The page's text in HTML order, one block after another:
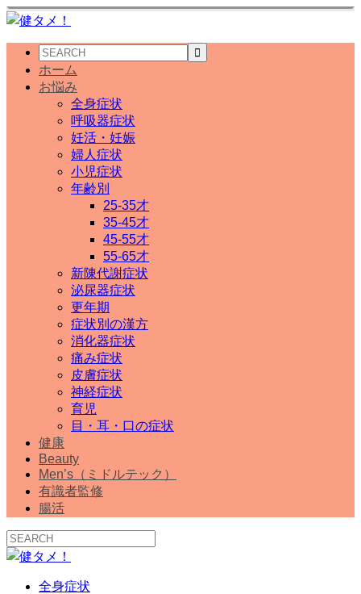
ホーム
お悩み
全身症状
呼吸器症状
妊活・妊娠
婦人症状
小児症状
年齢別
25-35才
35-45才
45-55才
55-65才
新陳代謝症状
泌尿器症状
更年期
症状別の漢方
消化器症状
痛み症状
皮膚症状
神経症状
育児
目・耳・口の症状
健康
Beauty
Men’s（ミドルテック）
有識者監修
腸活
全身症状